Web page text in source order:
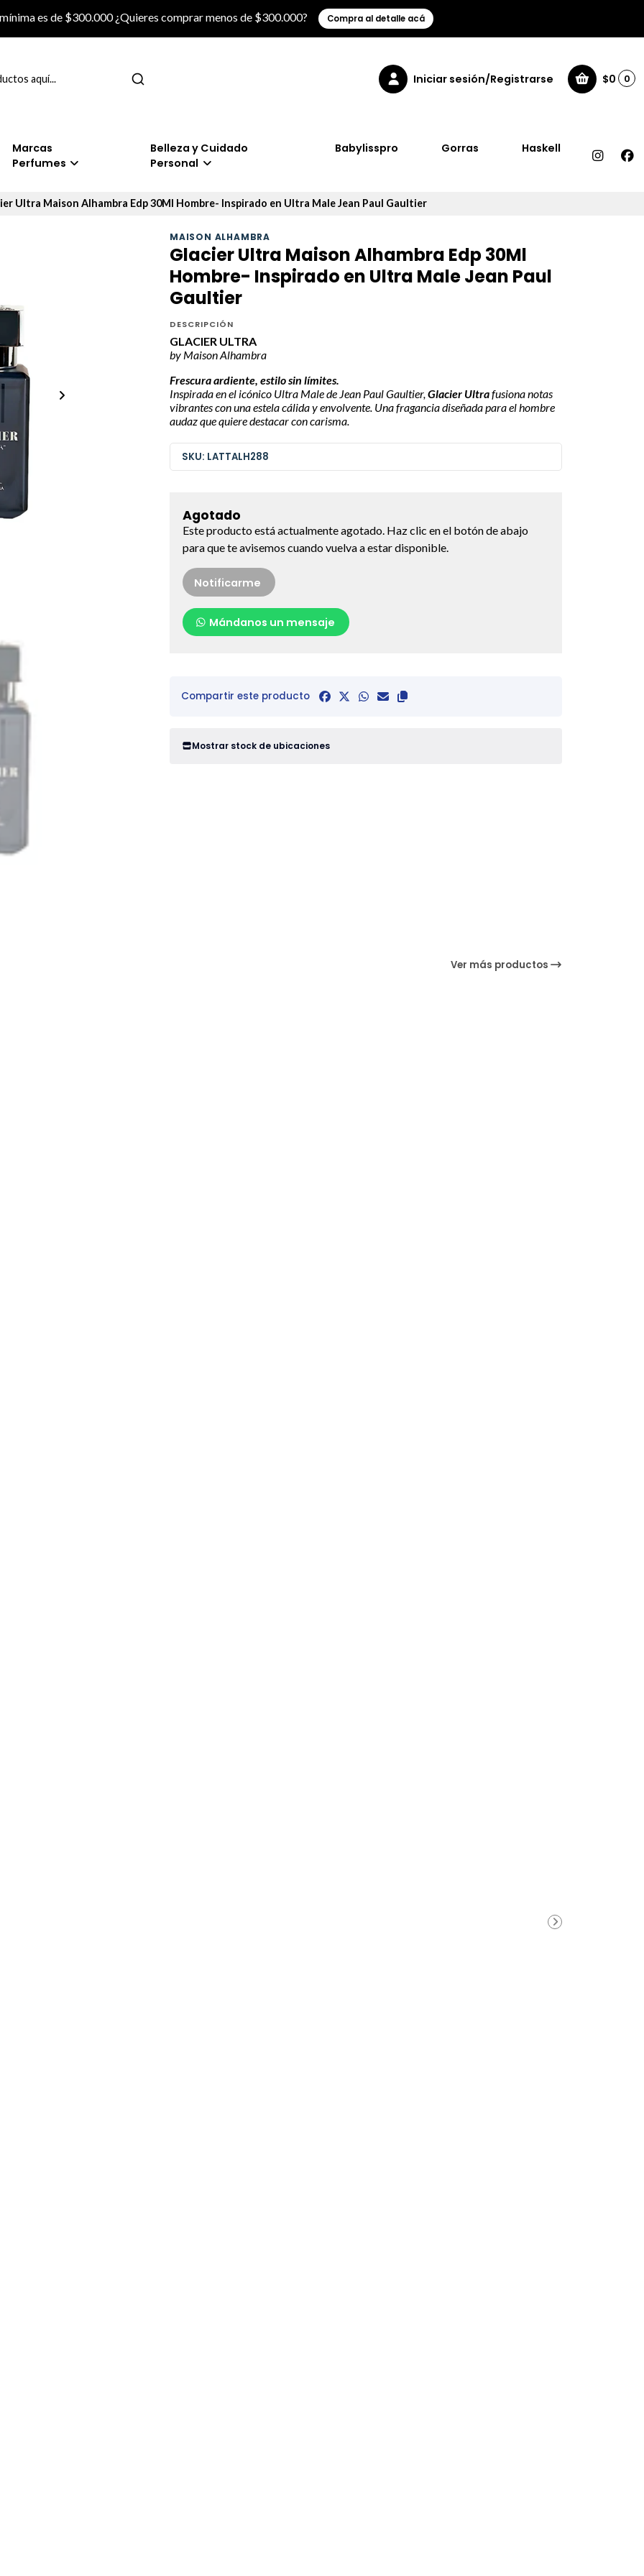
es de $300.000 ¿Quieres comprar menos de $300.000? Compra al detalle acá
Iniciar sesión/Registrarse $0 0
Marcas
Perfumes
Belleza y Cuidado
Personal
Babylisspro Gorras Haskell
Ultra Maison Alhambra Edp 30Ml Hombre- Inspirado en Ultra Male Jean Paul Gaultier
MAISON ALHAMBRA
Glacier Ultra Maison Alhambra Edp 30Ml
Hombre- Inspirado en Ultra Male Jean Paul
Gaultier
DESCRIPCIÓN
GLACIER ULTRA
by Maison Alhambra
Frescura ardiente, estilo sin límites.
Inspirada en el icónico Ultra Male de Jean Paul Gaultier,Glacier Ultrafusiona notas
vibrantes con una estela cálida y envolvente. Una fragancia diseñada para el hombre
audaz que quiere destacar con carisma.
SKU: LATTALH288
Agotado
Este producto está actualmente agotado. Haz clic en el botón de abajo
para que te avisemos cuando vuelva a estar disponible.
Notificarme
Mándanos un mensaje
Compartir este producto
Mostrar stock de ubicaciones
Ver más productos